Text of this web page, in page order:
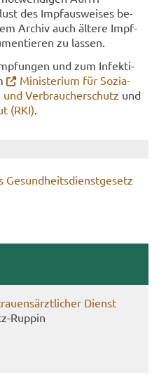
des Impf­aus­wei­ses be­
Ar­chiv auch äl­te­re Impf­
zu las­sen.
und zum In­fek­ti­
Mi­nis­te­ri­um für So­zia­
Ver­brau­cher­schutz und
(RKI).
Ge­sund­heits­dienst­ge­setz
Dienst
​Ruppin